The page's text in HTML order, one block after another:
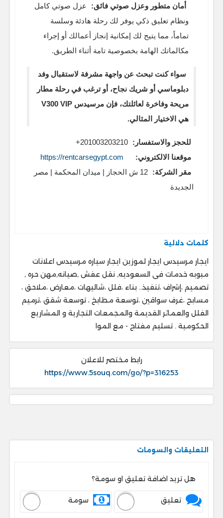
أمان متطور وعزل صوتي فائق:
عزل صوتي كامل
ونظام تعليق ذكي يوفر لك رحلة هادئة وسلسة
تماماً، مما يتيح لك إمكانية إنجاز أعمالك أو إجراء
مكالماتك الهامة بخصوصية تامة أثناء الطريق.
سواء كنت تبحث عن واجهة مشرفة لاستقبال وفد
دبلوماسي أو شريك نجاح، أو ترغب في رحلة مطار
مريحة وفاخرة لعائلتك، فإن مرسيدس V300 VIP
هي الاختيار المثالي.
للحجز والاستفسار:
موقعنا الالكتروني:
https://rentcarsegypt.com
مقر الشركة:
12 ش الحجاز | ميدان المحكمة | مصر
الجديدة
كلمات دلالية
ايجار مرسيدس ايجار لموزين ايجار سياره مرسيدس اعلانات
مبوبه خدمات فى السعوديه, نقل عفش ,صيانه,مهن حره ,
تصميم ،إشراف ،تنفيذ.. ‎بناء ،فلل ،شاليهات ،معارض ،ملاحق ،
‎مسابح ،غرف سواقين ،توسعة مطابخ ، ‎توسعة شقق ،ترميم
الفلل والعمائر القديمة والمجمعات التجارية و المشاريع
الحكومية . ‎تسليم مفتاح - مع الموا
رابط مختصر للاعلان
https://www.5souq.com/go/?p=316253
التعليقات والسومات
هل تريد اضافة تعليق او سومة؟
تعليق سومة